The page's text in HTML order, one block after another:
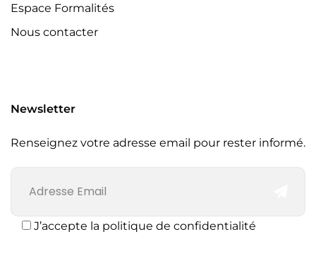
Espace Formalités
Nous contacter
Newsletter
Renseignez votre adresse email pour rester informé.
J’accepte la politique de confidentialité